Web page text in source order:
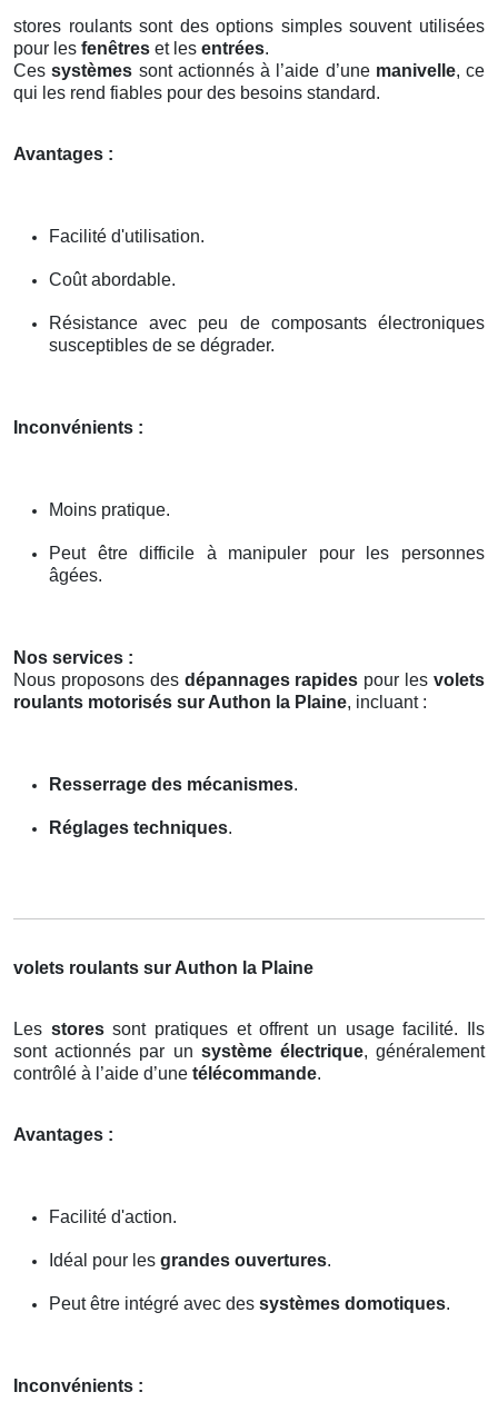
stores roulants sont des options simples souvent utilisées
pour les fenêtres et les entrées.
Cessystèmes sont actionnés à l’aide d’une manivelle, ce
qui les rend fiables pour des besoins standard.
Avantages :
Facilité d'utilisation.
Coût abordable.
Résistance avec peu de composants électroniques
susceptibles de se dégrader.
Inconvénients :
Moins pratique.
Peut être difficile à manipuler pour les personnes
âgées.
Nos services :
Nous proposons des dépannages rapides pour lesvolets
roulants motorisés sur Authon la Plaine, incluant :
Resserrage des mécanismes.
Réglages techniques.
volets roulants sur Authon la Plaine
Les storessont pratiques et offrent un usage facilité. Ils
sont actionnés par un système électrique, généralement
contrôlé à l’aide d’une télécommande.
Avantages :
Facilité d'action.
Idéal pour les grandes ouvertures.
Peut être intégré avec des systèmes domotiques.
Inconvénients :